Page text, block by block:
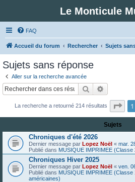
Le Monticule
FAQ
Accueil du forum Rechercher Sujets
Sujets sans réponse
Aller sur la recherche avancée
Rechercher
La recherche a retourné 214 résultats Page
1
Sujets
Chroniques d'été 2026
Dernier message par Lopez Noël « mar.
Publié dans MUSIQUE IMPRIMEE
Chroniques Hiver 2025
Dernier message par Lopez Noël « ven.
Publié dans MUSIQUE IMPRIMEE
américaines)